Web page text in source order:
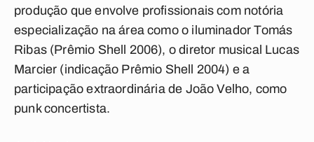
produção que envolve profissionais com notória
especialização na área como o iluminador Tomás
Ribas (Prêmio Shell 2006), o diretor musical Lucas
Marcier (indicação Prêmio Shell 2004) e a
participação extraordinária de João Velho, como
punk concertista.